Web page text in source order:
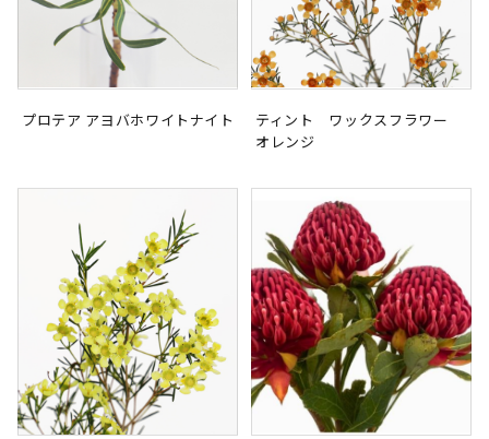
プロテア アヨバホワイトナイト
ティント ワックスフラワー
オレンジ